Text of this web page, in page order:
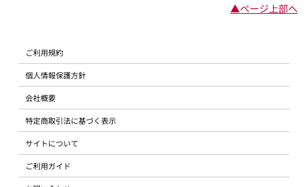
▲ページ上部へ
ご利用規約
個人情報保護方針
会社概要
特定商取引法に基づく表示
サイトについて
ご利用ガイド